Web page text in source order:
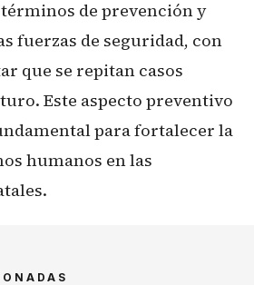
de prevención y
fuerzas de seguridad, con
que se repitan casos
Este aspecto preventivo
para fortalecer la
humanos en las